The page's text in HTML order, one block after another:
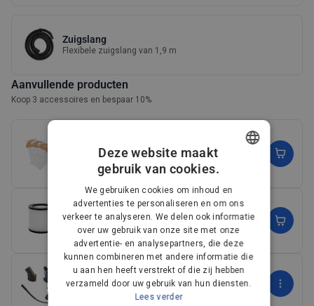
Zuigslang
Flexibele zuigslang van 1,9 m
Aanvullende producten
Koop 3 accessoires en bespaar 10%
Stofzuigerzakken voor de Buddy II Stof-/waterzuiger
18,00€
(9)
Filterset voor de Buddy II Stof-/waterzuiger
22,00€
(9)
Premium Car Kit voor Stof-/waterzuiger
69,00€
DANISH
DUTCH
FRENCH
FINNISH
Deze website maakt
gebruik van cookies.
We gebruiken cookies om inhoud en
advertenties te personaliseren en om ons
verkeer te analyseren. We delen ook informatie
over uw gebruik van onze site met onze
advertentie- en analysepartners, die deze
kunnen combineren met andere informatie die
u aan hen heeft verstrekt of die zij hebben
verzameld door uw gebruik van hun diensten.
Lees verder